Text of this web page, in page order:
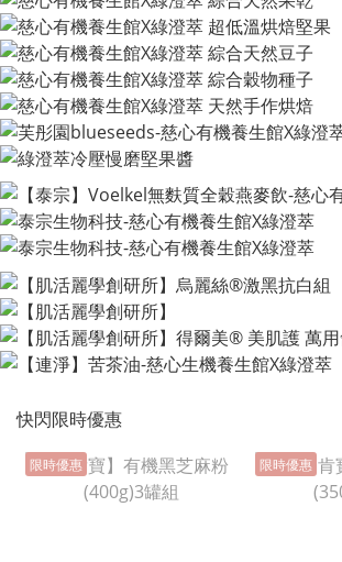
快閃限時優惠
限時優惠 限時優惠